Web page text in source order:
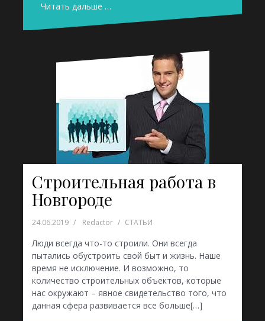
Читать дальше …
Строительная работа в
Новгороде
24.06.2019 Redactor СТАТЬИ
Люди всегда что-то строили. Они всегда
пытались обустроить свой быт и жизнь. Наше
время не исключение. И возможно, то
количество строительных объектов, которые
нас окружают – явное свидетельство того, что
данная сфера развивается все больше[…]